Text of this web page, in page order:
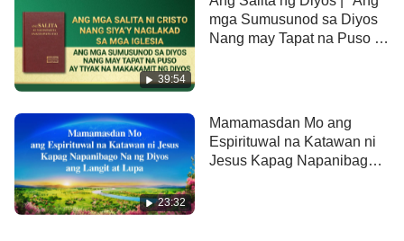
39:54
mga Sumusunod sa Diyos
Nang may Tapat na Puso ay
23:32
Mamamasdan Mo ang
Espirituwal na Katawan ni
Jesus Kapag Napanibago